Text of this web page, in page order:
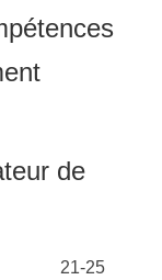
de
21-25